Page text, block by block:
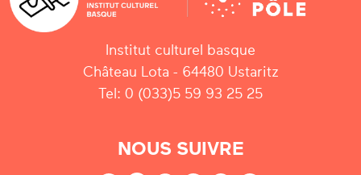
Institut culturel basque
Château Lota - 64480 Ustaritz
Tel: 0 (033)5 59 93 25 25
NOUS SUIVRE